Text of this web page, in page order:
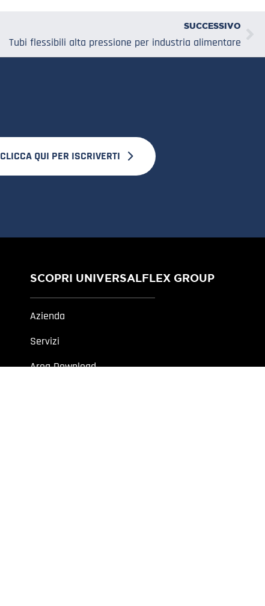
SUCCESSIVO
Tubi flessibili alta pressione per industria alimentare
CLICCA QUI PER ISCRIVERTI
SCOPRI UNIVERSALFLEX GROUP
Azienda
Servizi
Area Download